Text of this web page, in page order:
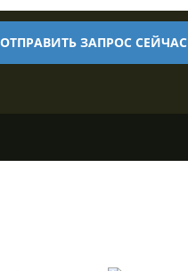
ОТПРАВИТЬ ЗАПРОС СЕЙЧАС